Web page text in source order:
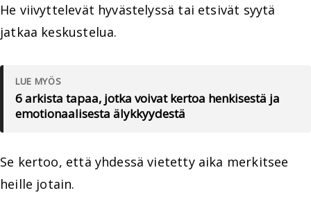
He viivyttelevät hyvästelyssä tai etsivät syytä
jatkaa keskustelua.
LUE MYÖS
6 arkista tapaa, jotka voivat kertoa henkisestä ja
emotionaalisesta älykkyydestä
Se kertoo, että yhdessä vietetty aika merkitsee
heille jotain.